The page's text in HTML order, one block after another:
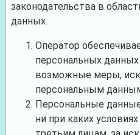
законодательства в
данных.
Оператор
персональных
возможные меры,
персональным
Персональные
ни при каких